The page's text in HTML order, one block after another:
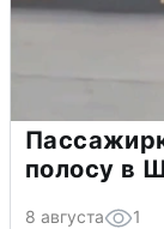
полосу в
8 августа 1